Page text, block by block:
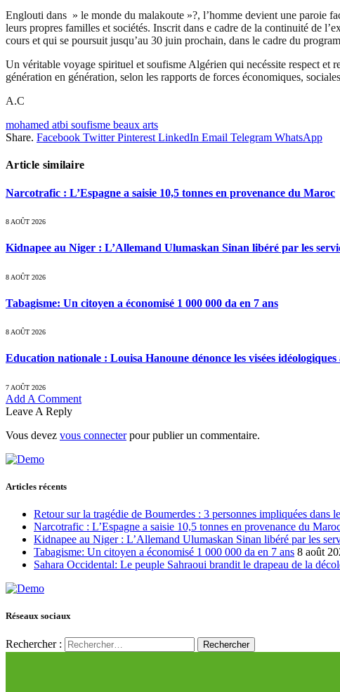
Englouti dans » le monde du malakoute »?, l’homme devient une paroie
leurs propres familles et sociétés. Inscrit dans e cadre de la continuité de
cours et qui se poursuit jusqu’au 30 juin prochain, dans le cadre du
Un véritable voyage spirituel et soufisme Algérien qui necéssite respect et
génération en génération, selon les rapports de forces économiques,
A.C
mohamed atbi soufisme beaux arts
Share. Facebook Twitter Pinterest LinkedIn Email Telegram WhatsApp
Article similaire
Narcotrafic : L’Espagne a saisie 10,5 tonnes en provenance du Maroc
8 AOÛT 2026
Kidnapee au Niger : L’Allemand Ulumaskan Sinan libéré par les
8 AOÛT 2026
Tabagisme: Un citoyen a économisé 1 000 000 da en 7 ans
8 AOÛT 2026
Education nationale : Louisa Hanoune dénonce les visées
7 AOÛT 2026
Add A Comment
Leave A Reply
Vous devez vous connecterpour publier un commentaire.
Articles récents
Retour sur la tragédie de Boumerdes : 3 personnes impliquées dans
Narcotrafic : L’Espagne a saisie 10,5 tonnes en provenance du
Kidnapee au Niger : L’Allemand Ulumaskan Sinan libéré par les
Tabagisme: Un citoyen a économisé 1 000 000 da en 7 ans 8 août
Sahara Occidental: Le peuple Sahraoui brandit le drapeau de la
Réseaux sociaux
Rechercher :